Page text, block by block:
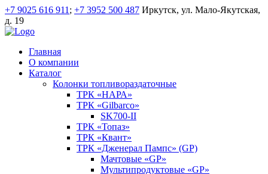
+7 9025 616 911 ; +7 3952 500 487 Иркутск, ул. Мало-Якутская,
д. 19
Главная
О компании
Каталог
Колонки топливораздаточные
ТРК «НАРА»
ТРК «Gilbarco»
SK700-II
ТРК «Топаз»
ТРК «Квант»
ТРК «Дженерал Пампс» (GP)
Мачтовые «GP»
Мультипродуктовые «GP»